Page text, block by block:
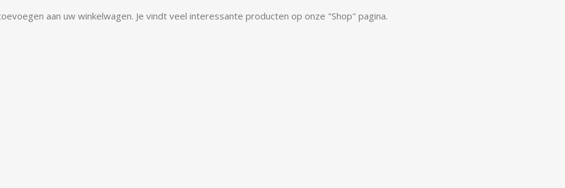
aan uw winkelwagen. Je vindt veel interessante producten op onze "Shop" pagina.